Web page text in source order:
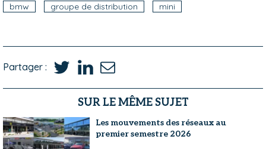
bmw groupe de distribution mini
Partager :
SUR LE MÊME SUJET
Les mouvements des réseaux au
premier semestre 2026